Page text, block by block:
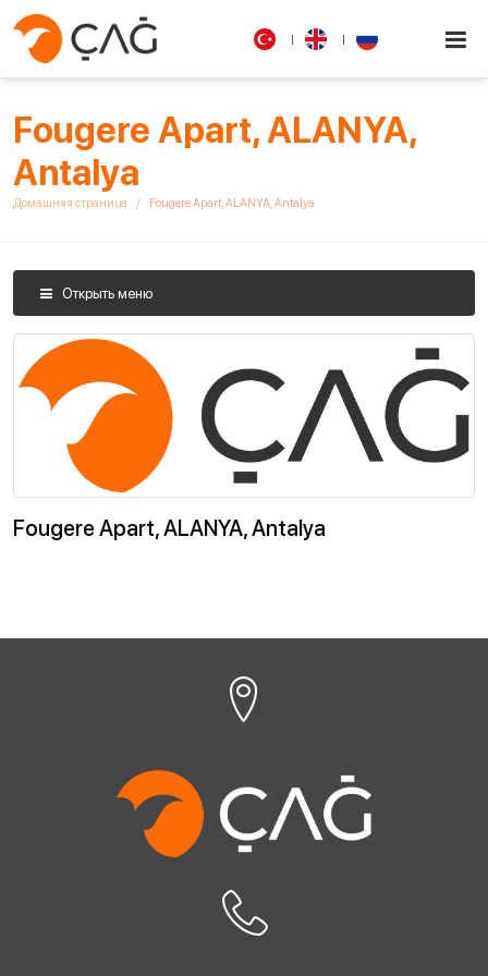
Fougere Apart, ALANYA,
Antalya
Домашняя страница Fougere Apart, ALANYA, Antalya
Открыть меню
Fougere Apart, ALANYA, Antalya